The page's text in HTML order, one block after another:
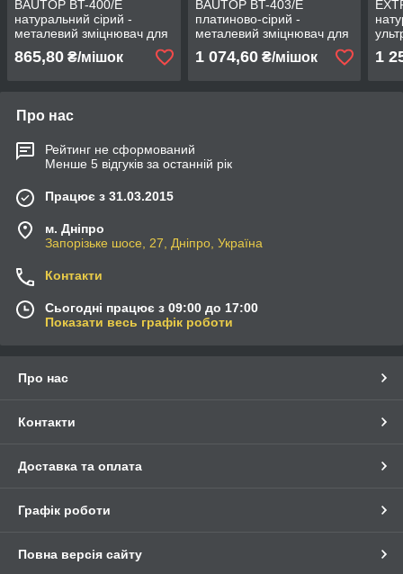
BAUTOP BT-400/Е
натуральний сірий -
металевий зміцнювач для
підлог
865,80 ₴/мішок
BAUTOP BT-403/Е
платиново-сірий -
металевий зміцнювач для
підлог
1 074,60₴/мішок 1
Про нас
Рейтинг не сформований
Менше 5 відгуків за останній рік
Працює з 31.03.2015
м. Дніпро
Запорізьке шосе, 27, Дніпро, Україна
Контакти
Сьогодні працює з 09:00 до 17:00
Показати весь графік роботи
Про нас
Контакти
Доставка та оплата
Графік роботи
Повна версія сайту